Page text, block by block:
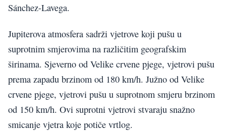
Sánchez-Lavega.
Jupiterova atmosfera sadrži vjetrove koji pušu u
suprotnim smjerovima na različitim geografskim
širinama. Sjeverno od Velike crvene pjege, vjetrovi pušu
prema zapadu brzinom od 180 km/h. Južno od Velike
crvene pjege, vjetrovi pušu u suprotnom smjeru brzinom
od 150 km/h. Ovi suprotni vjetrovi stvaraju snažno
smicanje vjetra koje potiče vrtlog.